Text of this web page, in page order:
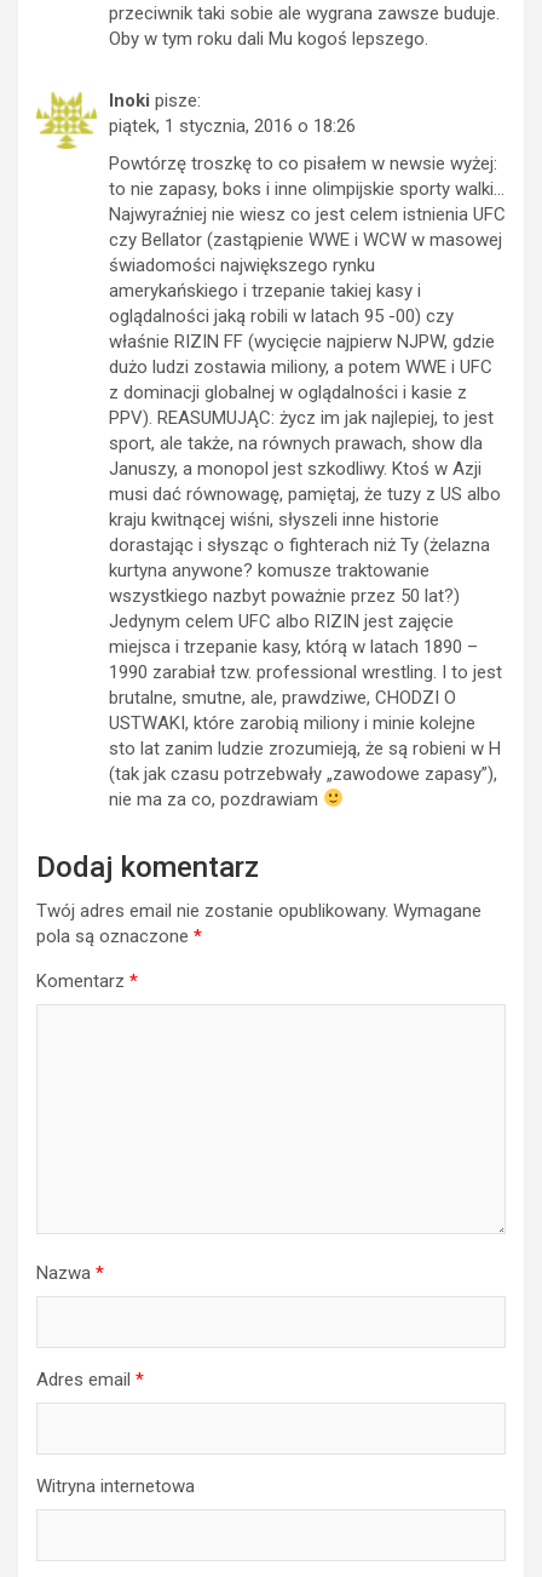
przeciwnik taki sobie ale wygrana zawsze buduje.
Oby w tym roku dali Mu kogoś lepszego.
Inoki pisze:
piątek, 1 stycznia, 2016 o 18:26
Powtórzę troszkę to co pisałem w newsie wyżej:
to nie zapasy, boks i inne olimpijskie sporty walki…
Najwyraźniej nie wiesz co jest celem istnienia UFC
czy Bellator (zastąpienie WWE i WCW w masowej
świadomości największego rynku
amerykańskiego i trzepanie takiej kasy i
oglądalności jaką robili w latach 95 -00) czy
właśnie RIZIN FF (wycięcie najpierw NJPW, gdzie
dużo ludzi zostawia miliony, a potem WWE i UFC
z dominacji globalnej w oglądalności i kasie z
PPV). REASUMUJĄC: życz im jak najlepiej, to jest
sport, ale także, na równych prawach, show dla
Januszy, a monopol jest szkodliwy. Ktoś w Azji
musi dać równowagę, pamiętaj, że tuzy z US albo
kraju kwitnącej wiśni, słyszeli inne historie
dorastając i słysząc o fighterach niż Ty (żelazna
kurtyna anywone? komusze traktowanie
wszystkiego nazbyt poważnie przez 50 lat?)
Jedynym celem UFC albo RIZIN jest zajęcie
miejsca i trzepanie kasy, którą w latach 1890 –
1990 zarabiał tzw. professional wrestling. I to jest
brutalne, smutne, ale, prawdziwe, CHODZI O
USTWAKI, które zarobią miliony i minie kolejne
sto lat zanim ludzie zrozumieją, że są robieni w H
(tak jak czasu potrzebwały „zawodowe zapasy”),
nie ma za co, pozdrawiam
Dodaj komentarz
Twój adres email nie zostanie opublikowany. Wymagane
pola są oznaczone *
Komentarz *
Nazwa *
Adres email *
Witryna internetowa